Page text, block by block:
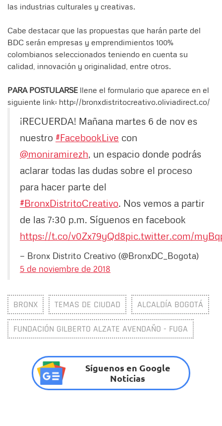
las industrias culturales y creativas.
Cabe destacar que las propuestas que harán parte del
BDC serán empresas y emprendimientos 100%
colombianos seleccionados teniendo en cuenta su
calidad, innovación y originalidad, entre otros.
PARA POSTULARSE llene el formulario que aparece en el
siguiente link: http://bronxdistritocreativo.oliviadirect.co/
¡RECUERDA! Mañana martes 6 de nov es
nuestro #FacebookLive con
@moniramirezh, un espacio donde podrás
aclarar todas las dudas sobre el proceso
para hacer parte del
#BronxDistritoCreativo. Nos vemos a partir
de las 7:30 p.m. Síguenos en facebook
https://t.co/v0Zx79yQd8pic.twitter.com/
— Bronx Distrito Creativo (@BronxDC_Bogota)
5 de noviembre de 2018
BRONX TEMAS DE CIUDAD ALCALDÍA BOGOTÁ
FUNDACIÓN GILBERTO ALZATE AVENDAÑO - FUGA
Síguenos en Google
Noticias